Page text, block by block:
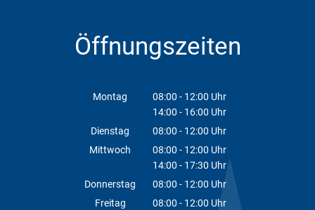
Öffnungszeiten
Montag 08:00 - 12:00 Uhr
Von 08:00 bis 12:00 Uhr
14:00 - 16:00 Uhr
Von 14:00 bis 16:00 Uhr
Dienstag 08:00 - 12:00 Uhr
Von 08:00 bis 12:00 Uhr
Mittwoch 08:00 - 12:00 Uhr
Von 08:00 bis 12:00 Uhr
14:00 - 17:30 Uhr
Von 14:00 bis 17:30 Uhr
Donnerstag 08:00 - 12:00 Uhr
Von 08:00 bis 12:00 Uhr
Freitag 08:00 - 12:00 Uhr